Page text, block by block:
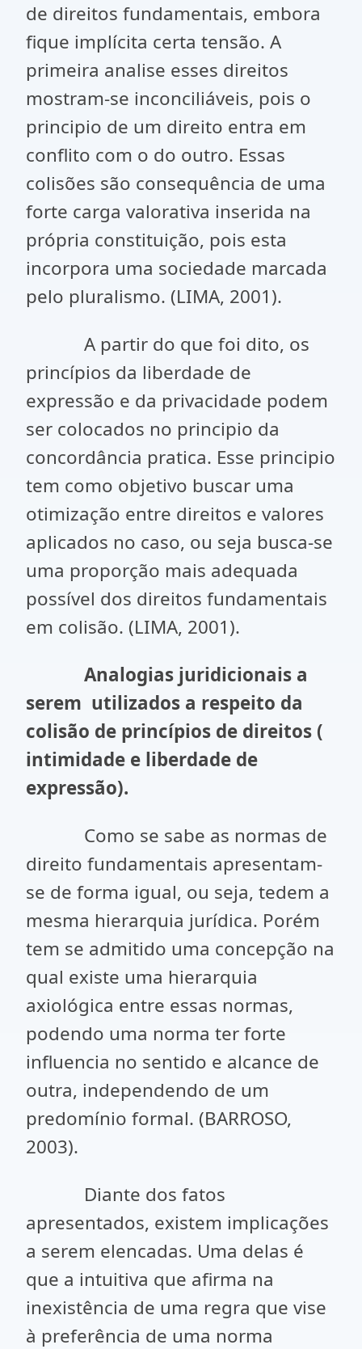
de direitos fundamentais, embora
fique implícita certa tensão. A
primeira analise esses direitos
mostram-se inconciliáveis, pois o
principio de um direito entra em
conflito com o do outro. Essas
colisões são consequência de uma
forte carga valorativa inserida na
própria constituição, pois esta
incorpora uma sociedade marcada
pelo pluralismo. (LIMA, 2001).
A partir do que foi dito, os
princípios da liberdade de
expressão e da privacidade podem
ser colocados no principio da
concordância pratica. Esse principio
tem como objetivo buscar uma
otimização entre direitos e valores
aplicados no caso, ou seja busca-se
uma proporção mais adequada
possível dos direitos fundamentais
em colisão. (LIMA, 2001).
Analogias juridicionais a
serem utilizados a respeito da
colisão de princípios de direitos (
intimidade e liberdade de
expressão).
Como se sabe as normas de
direito fundamentais apresentam-
se de forma igual, ou seja, tedem a
mesma hierarquia jurídica. Porém
tem se admitido uma concepção na
qual existe uma hierarquia
axiológica entre essas normas,
podendo uma norma ter forte
influencia no sentido e alcance de
outra, independendo de um
predomínio formal. (BARROSO,
2003).
Diante dos fatos
apresentados, existem implicações
a serem elencadas. Uma delas é
que a intuitiva que afirma na
inexistência de uma regra que vise
à preferência de uma norma